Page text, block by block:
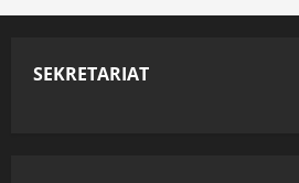
SEKRETARIAT